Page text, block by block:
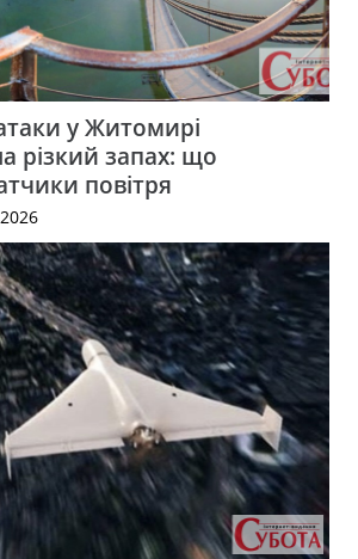
у Житомирі
різкий запах: що
повітря